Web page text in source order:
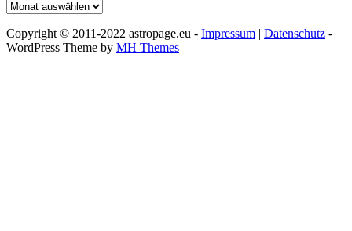
Archiv
Copyright © 2011-2022 astropage.eu - Impressum | Datenschutz -
WordPress Theme by MH Themes